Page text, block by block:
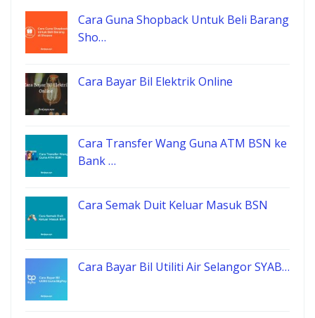
Cara Guna Shopback Untuk Beli Barang
Sho…
Cara Bayar Bil Elektrik Online
Cara Transfer Wang Guna ATM BSN ke
Bank …
Cara Semak Duit Keluar Masuk BSN
Cara Bayar Bil Utiliti Air Selangor SYAB…